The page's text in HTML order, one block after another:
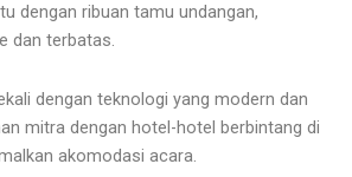
dengan ribuan tamu undangan,
dan terbatas.
dengan teknologi yang modern dan
mitra dengan hotel-hotel berbintang di
akomodasi acara.